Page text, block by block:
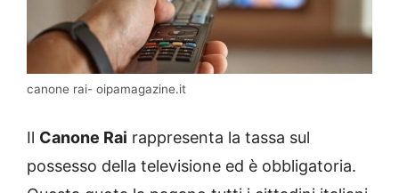
canone rai- oipamagazine.it
Il Canone Rai rappresenta la tassa sul
possesso della televisione ed è obbligatoria.